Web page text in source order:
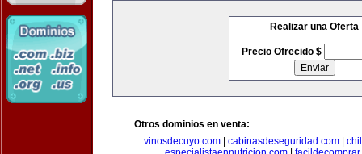
Realizar una Oferta
Precio Ofrecido $
Otros dominios en venta:
vinosdecuyo.com| cabinasdeseguridad.com|